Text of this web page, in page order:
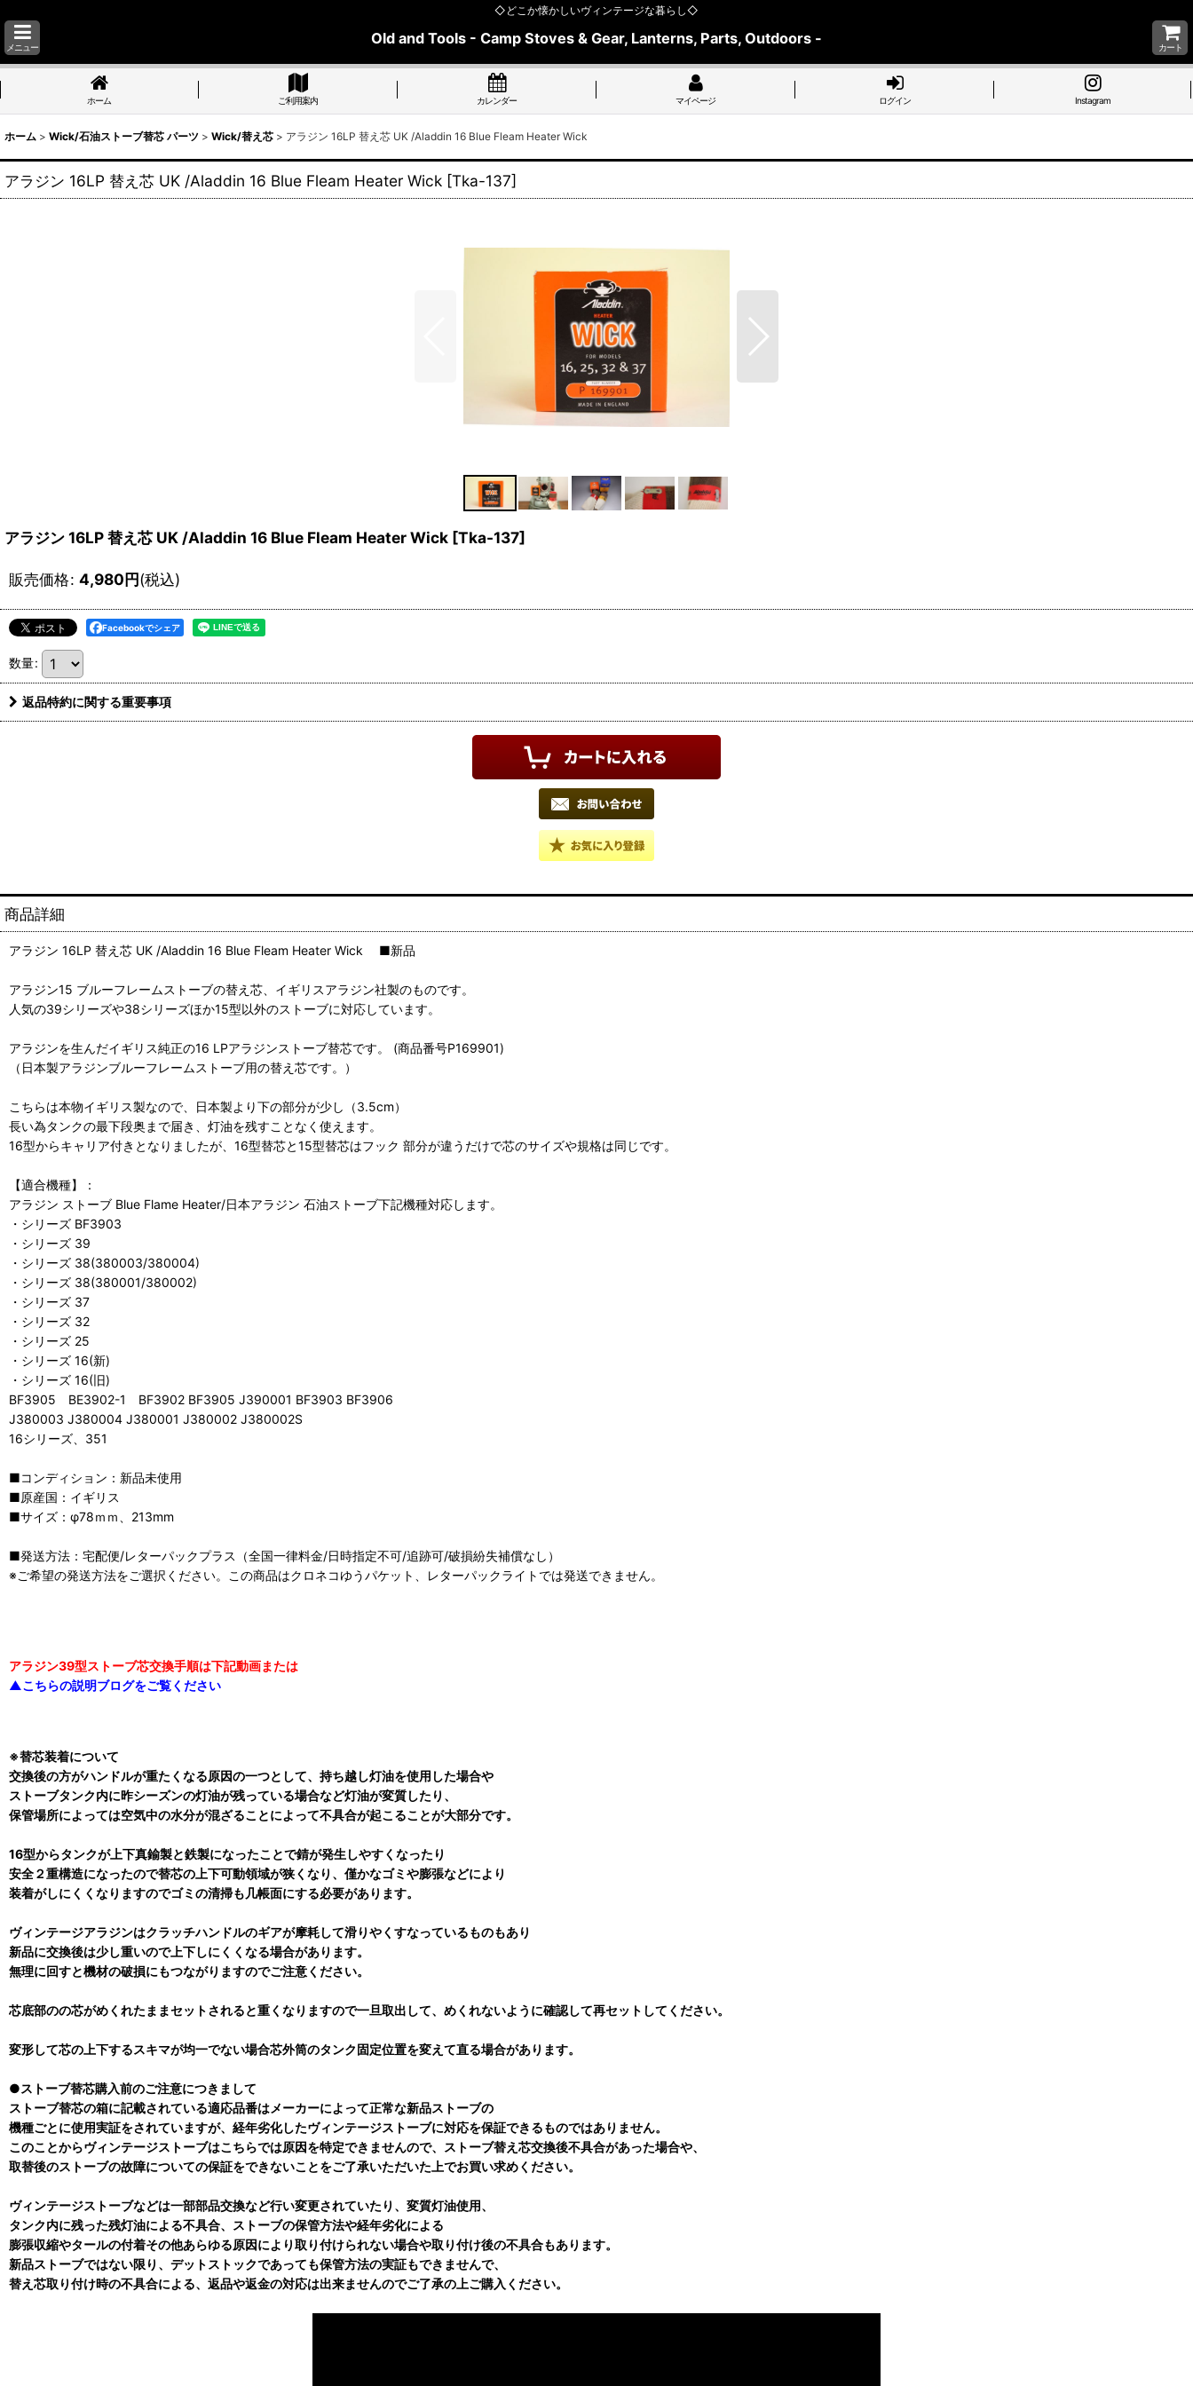
◇どこか懐かしいヴィンテージな暮らし◇
メニュー
Old and Tools - Camp Stoves & Gear, Lanterns, Parts, Outdoors -
カート
ホーム ご利用案内 カレンダー マイページ ログイン Instagram
ホーム > Wick/石油ストーブ替芯 パーツ > Wick/替え芯 > アラジン 16LP 替え芯 UK /Aladdin 16 Blue Fleam Heater Wick
アラジン 16LP 替え芯 UK /Aladdin 16 Blue Fleam Heater Wick [Tka-137]
アラジン 16LP 替え芯 UK /Aladdin 16 Blue Fleam Heater Wick [Tka-137]
販売価格: 4,980円(税込)
Facebookでシェア
数量:
返品特約に関する重要事項
商品詳細
アラジン 16LP 替え芯 UK /Aladdin 16 Blue Fleam Heater Wick ■新品
アラジン15 ブルーフレームストーブの替え芯、イギリスアラジン社製のものです。
人気の39シリーズや38シリーズほか15型以外のストーブに対応しています。
アラジンを生んだイギリス純正の16 LPアラジンストーブ替芯です。 (商品番号P169901)
（日本製アラジンブルーフレームストーブ用の替え芯です。）
こちらは本物イギリス製なので、日本製より下の部分が少し（3.5cm）
長い為タンクの最下段奥まで届き、灯油を残すことなく使えます。
16型からキャリア付きとなりましたが、16型替芯と15型替芯はフック 部分が違うだけで芯のサイズや規格は同じです。
【適合機種】：
アラジン ストーブ Blue Flame Heater/日本アラジン 石油ストーブ下記機種対応します。
・シリーズ BF3903
・シリーズ 39
・シリーズ 38(380003/380004)
・シリーズ 38(380001/380002)
・シリーズ 37
・シリーズ 32
・シリーズ 25
・シリーズ 16(新)
・シリーズ 16(旧)
BF3905 BE3902-1 BF3902 BF3905 J390001 BF3903 BF3906
J380003 J380004 J380001 J380002 J380002S
16シリーズ、351
■コンディション：新品未使用
■原産国：イギリス
■サイズ：φ78ｍｍ、213mm
■発送方法：宅配便/レターパックプラス（全国一律料金/日時指定不可/追跡可/破損紛失補償なし）
※ご希望の発送方法をご選択ください。この商品はクロネコゆうパケット、レターパックライトでは発送できません。
アラジン39型ストーブ芯交換手順は下記動画または
▲こちらの説明ブログをご覧ください
※替芯装着について
交換後の方がハンドルが重たくなる原因の一つとして、持ち越し灯油を使用した場合や
ストーブタンク内に昨シーズンの灯油が残っている場合など灯油が変質したり、
保管場所によっては空気中の水分が混ざることによって不具合が起こることが大部分です。
16型からタンクが上下真鍮製と鉄製になったことで錆が発生しやすくなったり
安全２重構造になったので替芯の上下可動領域が狭くなり、僅かなゴミや膨張などにより
装着がしにくくなりますのでゴミの清掃も几帳面にする必要があります。
ヴィンテージアラジンはクラッチハンドルのギアが摩耗して滑りやくすなっているものもあり
新品に交換後は少し重いので上下しにくくなる場合があります。
無理に回すと機材の破損にもつながりますのでご注意ください。
芯底部のの芯がめくれたままセットされると重くなりますので一旦取出して、めくれないように確認して再セットしてください。
変形して芯の上下するスキマが均一でない場合芯外筒のタンク固定位置を変えて直る場合があります。
●ストーブ替芯購入前のご注意につきまして
ストーブ替芯の箱に記載されている適応品番はメーカーによって正常な新品ストーブの
機種ごとに使用実証をされていますが、経年劣化したヴィンテージストーブに対応を保証できるものではありません。
このことからヴィンテージストーブはこちらでは原因を特定できませんので、ストーブ替え芯交換後不具合があった場合や、
取替後のストーブの故障についての保証をできないことをご了承いただいた上でお買い求めください。
ヴィンテージストーブなどは一部部品交換など行い変更されていたり、変質灯油使用、
タンク内に残った残灯油による不具合、ストーブの保管方法や経年劣化による
膨張収縮やタールの付着その他あらゆる原因により取り付けられない場合や取り付け後の不具合もあります。
新品ストーブではない限り、デットストックであっても保管方法の実証もできませんで、
替え芯取り付け時の不具合による、返品や返金の対応は出来ませんのでご了承の上ご購入ください。